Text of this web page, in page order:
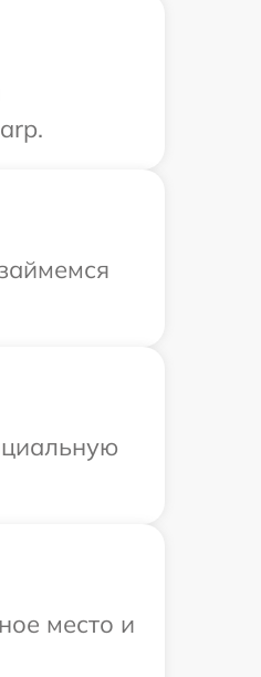
место и